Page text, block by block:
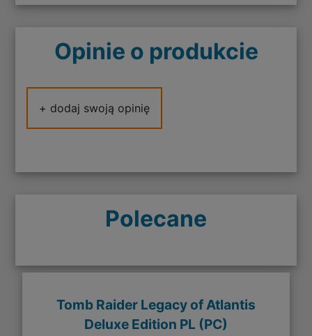
Opinie o produkcie
+ dodaj swoją opinię
Polecane
Tomb Raider Legacy of Atlantis
Deluxe Edition PL (PC)